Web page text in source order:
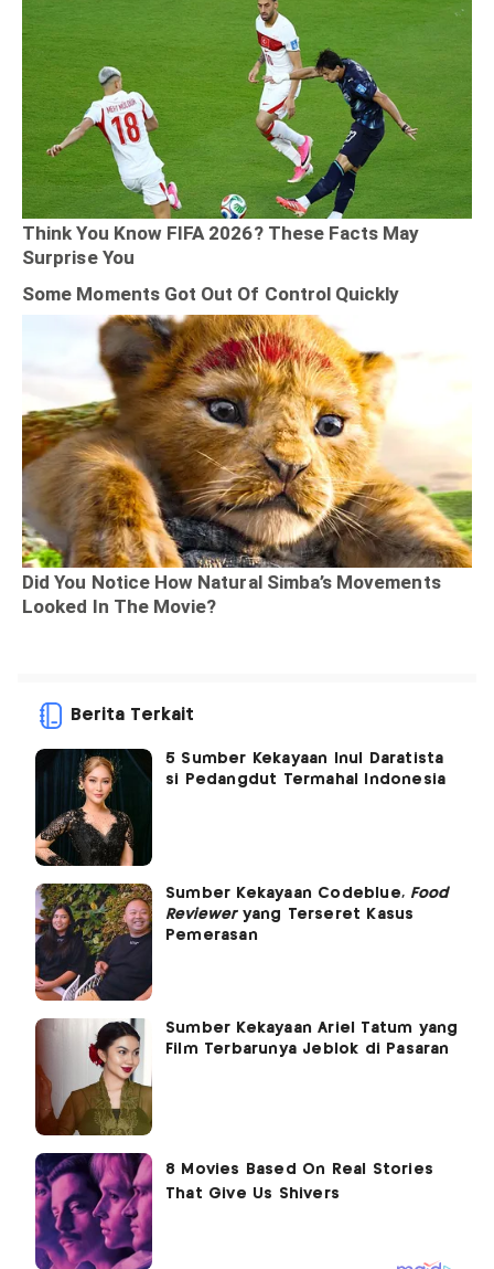
Berita Terkait
5 Sumber Kekayaan Inul Daratista
si Pedangdut Termahal Indonesia
Sumber Kekayaan Codeblue, Food
Revieweryang Terseret Kasus
Pemerasan
Sumber Kekayaan Ariel Tatum yang
Film Terbarunya Jeblok di Pasaran